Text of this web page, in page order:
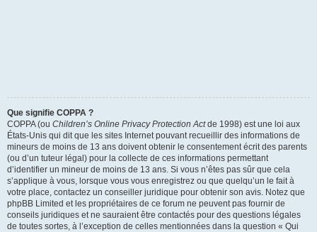
Que signifie COPPA ?
COPPA (ou Children’s Online Privacy Protection Actde 1998) est une loi aux
États-Unis qui dit que les sites Internet pouvant recueillir des informations de
mineurs de moins de 13 ans doivent obtenir le consentement écrit des parents
(ou d’un tuteur légal) pour la collecte de ces informations permettant
d’identifier un mineur de moins de 13 ans. Si vous n’êtes pas sûr que cela
s’applique à vous, lorsque vous vous enregistrez ou que quelqu’un le fait à
votre place, contactez un conseiller juridique pour obtenir son avis. Notez que
phpBB Limited et les propriétaires de ce forum ne peuvent pas fournir de
conseils juridiques et ne sauraient être contactés pour des questions légales
de toutes sortes, à l’exception de celles mentionnées dans la question « Qui